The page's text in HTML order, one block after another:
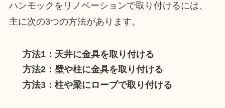
ハンモックをリノベーションで取り付けるには、
主に次の3つの方法があります。
方法1：天井に金具を取り付ける
方法2：壁や柱に金具を取り付ける
方法3：柱や梁にローブで取り付ける